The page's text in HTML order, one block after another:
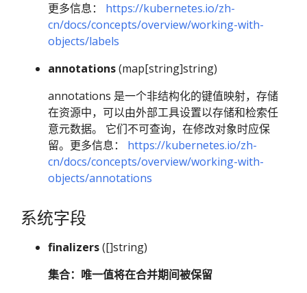
更多信息： https://kubernetes.io/zh-
cn/docs/concepts/overview/working-with-
objects/labels
annotations(map[string]string)
annotations 是一个非结构化的键值映射，存储
在资源中，可以由外部工具设置以存储和检索任
意元数据。 它们不可查询，在修改对象时应保
留。更多信息： https://kubernetes.io/zh-
cn/docs/concepts/overview/working-with-
objects/annotations
系统字段
finalizers([]string)
集合：唯一值将在合并期间被保留